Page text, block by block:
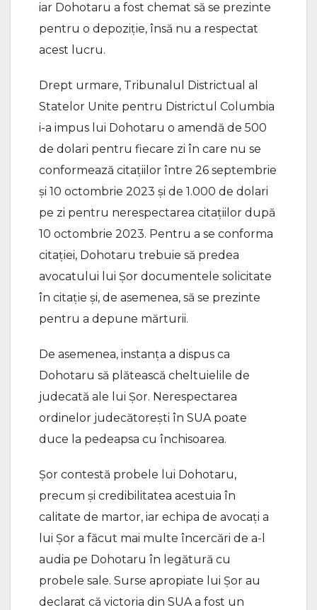
iar Dohotaru a fost chemat să se prezinte
pentru o depoziție, însă nu a respectat
acest lucru.
Drept urmare, Tribunalul Districtual al
Statelor Unite pentru Districtul Columbia
i-a impus lui Dohotaru o amendă de 500
de dolari pentru fiecare zi în care nu se
conformează citațiilor între 26 septembrie
și 10 octombrie 2023 și de 1.000 de dolari
pe zi pentru nerespectarea citațiilor după
10 octombrie 2023. Pentru a se conforma
citației, Dohotaru trebuie să predea
avocatului lui Șor documentele solicitate
în citație și, de asemenea, să se prezinte
pentru a depune mărturii.
De asemenea, instanța a dispus ca
Dohotaru să plătească cheltuielile de
judecată ale lui Șor. Nerespectarea
ordinelor judecătorești în SUA poate
duce la pedeapsa cu închisoarea.
Șor contestă probele lui Dohotaru,
precum și credibilitatea acestuia în
calitate de martor, iar echipa de avocați a
lui Șor a făcut mai multe încercări de a-l
audia pe Dohotaru în legătură cu
probele sale. Surse apropiate lui Șor au
declarat că victoria din SUA a fost un